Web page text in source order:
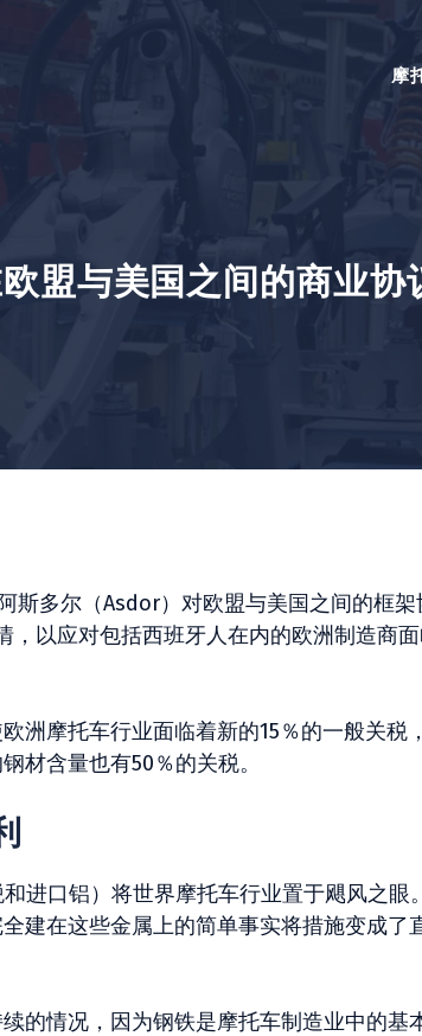
摩
盟与美国之间的商业协
斯多尔（Asdor）对欧盟与美国之间的框架
，以应对包括西班牙人在内的欧洲制造商
洲摩托车行业面临着新的15％的一般关税
材含量也有50％的关税。
进口铝）将世界摩托车行业置于飓风之眼
建在这些金属上的简单事实将措施变成了
的情况，因为钢铁是摩托车制造业中的基